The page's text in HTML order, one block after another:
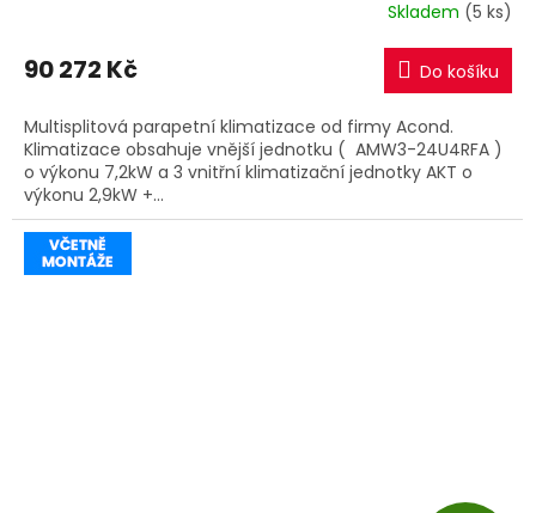
M
A
Skladem (5 ks)
90 272 Kč Do košíku
Multisplitová parapetní klimatizace od firmy Acond.
Klimatizace obsahuje vnější jednotku ( AMW3-24U4RFA )
o výkonu 7,2kW a 3 vnitřní klimatizační jednotky AKT o
výkonu 2,9kW +...